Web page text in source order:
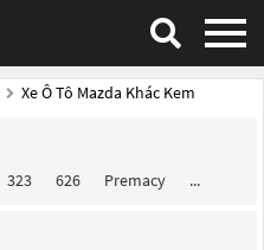
Xe Ô Tô Mazda Khác Kem
323 626 Premacy ...